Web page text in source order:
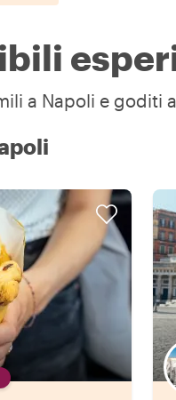
a Napoli e goditi